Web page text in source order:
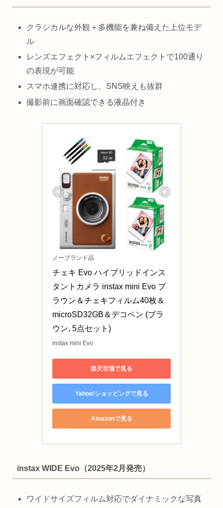
クラシカルな外観＋多機能を兼ね備えた上位モデ
ル
レンズエフェクト×フィルムエフェクトで100通り
の表現が可能
スマホ連携に対応し、SNS映えも抜群
撮影前に画面確認できる液晶付き
ノーブランド品
チェキ Evo ハイブリッドインス
タントカメラ instax mini Evo ブ
ラウン＆チェキフィルム40枚＆
microSD32GB＆デコペン (ブラ
ウン, 5点セット)
instax mini Evo
楽天市場で見る
Yahoo!ショッピングで見る
Amazonで見る
instax WIDE Evo（2025年2月発売）
ワイドサイズフィルム対応でダイナミックな写真